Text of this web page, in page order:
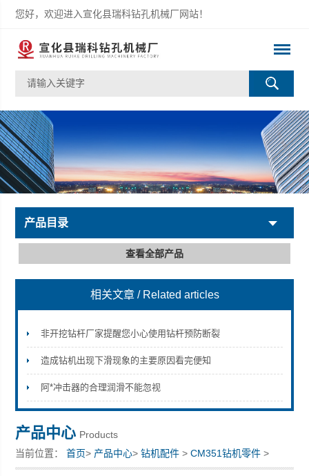
您好，欢迎进入宣化县瑞科钻孔机械厂网站！
宣化县瑞科钻孔机械厂
产品目录
查看全部产品
相关文章 / Related articles
非开挖钻杆厂家提醒您小心使用钻杆预防断裂
造成钻机出现下滑现象的主要原因看完便知
阿*冲击器的合理润滑不能忽视
产品中心 Products
当前位置：首页> 产品中心>钻机配件 >CM351钻机零件 >
CM351钻机配件厂家供货